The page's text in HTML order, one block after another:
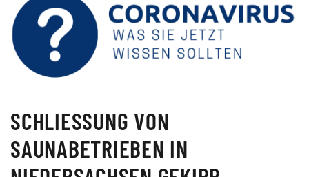
SCHLIESSUNG VON
SAUNABETRIEBEN IN